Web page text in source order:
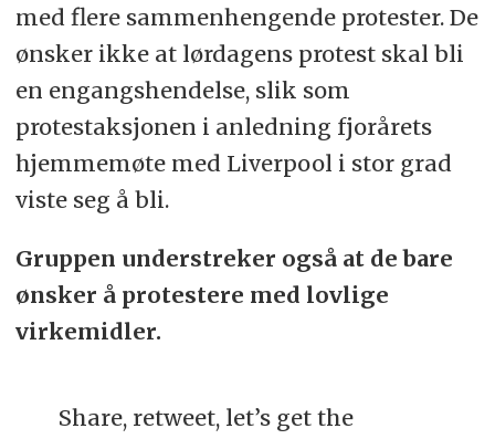
med flere sammenhengende protester. De
ønsker ikke at lørdagens protest skal bli
en engangshendelse, slik som
protestaksjonen i anledning fjorårets
hjemmemøte med Liverpool i stor grad
viste seg å bli.
Gruppen understreker også at de bare
ønsker å protestere med lovlige
virkemidler.
Share, retweet, let’s get the